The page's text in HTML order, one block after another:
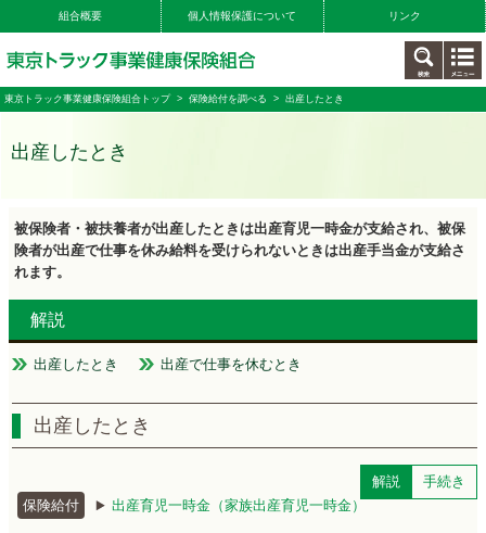
組合概要 個人情報保護について リンク
東京トラック事業健康保険組合トップ> 保険給付を調べる > 出産したとき
出産したとき
被保険者・被扶養者が出産したときは出産育児一時金が支給され、被保
険者が出産で仕事を休み給料を受けられないときは出産手当金が支給さ
れます。
解説
出産したとき 出産で仕事を休むとき
出産したとき
解説
手続き
保険給付
出産育児一時金（家族出産育児一時金）